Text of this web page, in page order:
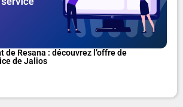
de Resana : découvrez l’offre de
de Jalios